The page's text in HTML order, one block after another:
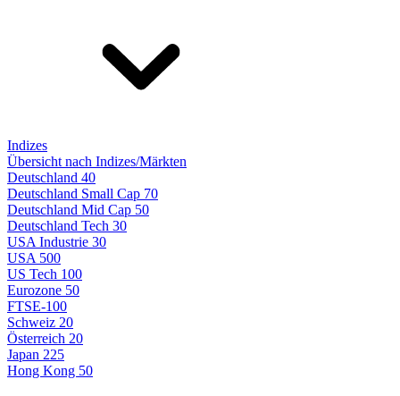
Indizes
Übersicht nach Indizes/Märkten
Deutschland 40
Deutschland Small Cap 70
Deutschland Mid Cap 50
Deutschland Tech 30
USA Industrie 30
USA 500
US Tech 100
Eurozone 50
FTSE-100
Schweiz 20
Österreich 20
Japan 225
Hong Kong 50